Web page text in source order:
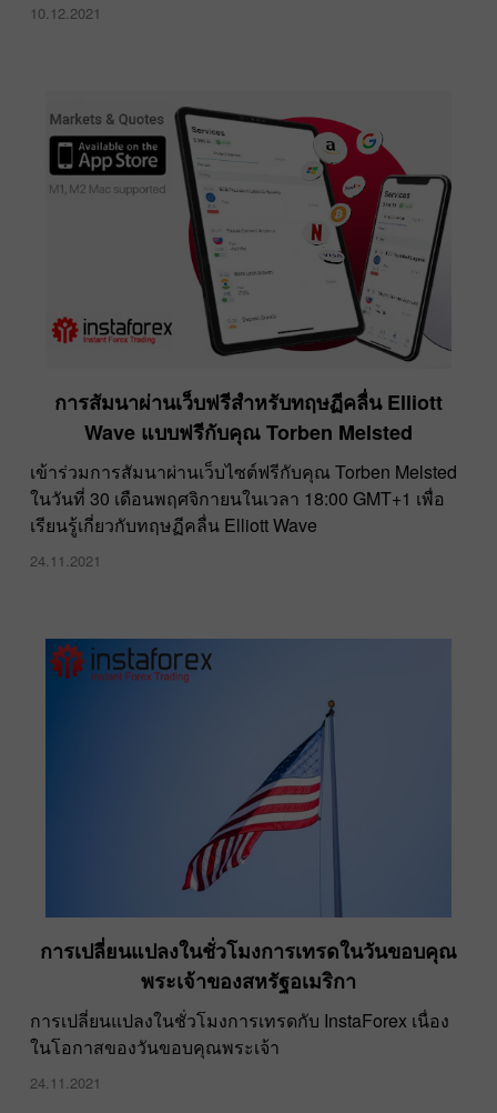
10.12.2021
การสัมนาผ่านเว็บฟรีสำหรับทฤษฏีคลื่น Elliott
Wave แบบฟรีกับคุณ Torben Melsted
เข้าร่วมการสัมนาผ่านเว็บไซต์ฟรีกับคุณ Torben Melsted
ในวันที่ 30 เดือนพฤศจิกายนในเวลา 18:00 GMT+1 เพื่อ
เรียนรู้เกี่ยวกับทฤษฏีคลื่น Elliott Wave
24.11.2021
การเปลี่ยนแปลงในชั่วโมงการเทรดในวันขอบคุณ
พระเจ้าของสหรัฐอเมริกา
การเปลี่ยนแปลงในชั่วโมงการเทรดกับ InstaForex เนื่อง
ในโอกาสของวันขอบคุณพระเจ้า
24.11.2021